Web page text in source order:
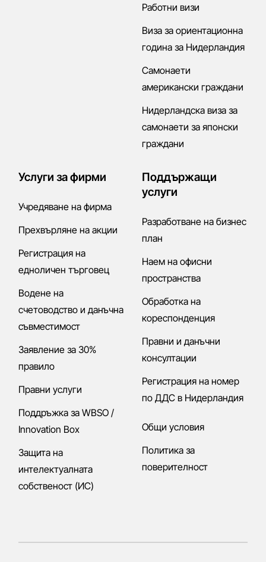
Работни визи
Виза за ориентационна
година за Нидерландия
Самонаети
американски граждани
Нидерландска виза за
самонаети за японски
граждани
Услуги за фирми
Учредяване на фирма
Прехвърляне на акции
Регистрация на
едноличен търговец
Водене на
счетоводство и данъчна
съвместимост
Заявление за 30%
правило
Правни услуги
Поддръжка за WBSO /
Innovation Box
Защита на
интелектуалната
собственост (ИС)
Поддържащи
услуги
Разработване на бизнес
план
Наем на офисни
пространства
Обработка на
кореспонденция
Правни и данъчни
консултации
Регистрация на номер
по ДДС в Нидерландия
Общи условия
Политика за
поверителност